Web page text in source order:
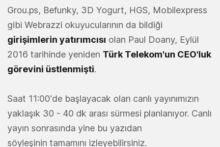
Grou.ps, Befunky, 3D Yogurt, HGS, Mobilexpress
gibi Webrazzi okuyucularının da bildiği
girişimlerin yatırımcısı olan Paul Doany, Eylül
2016 tarihinde yeniden Türk Telekom'un CEO'luk
görevini üstlenmişti.
Saat 11:00'de başlayacak olan canlı yayınımızın
yaklaşık 30 - 40 dk arası sürmesi planlanıyor. Canlı
yayın sonrasında yine bu yazıdan
söyleşinin tamamını izleyebilirsiniz.